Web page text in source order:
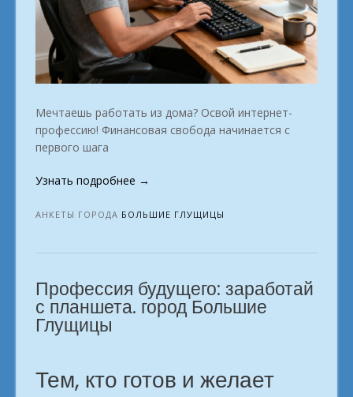
Мечтаешь работать из дома? Освой интернет-
профессию! Финансовая свобода начинается с
первого шага
Узнать подробнее «Мечтаешь?
Зарабатывай,
не
онлайн.
город
Большие
→
АНКЕТЫ ГОРОДА БОЛЬШИЕ ГЛУЩИЦЫ
Профессия будущего: заработай
с планшета. город Большие
Глущицы
Тем, кто готов и желает